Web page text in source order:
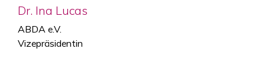
Dr. Ina Lucas
ABDA e.V.
Vizepräsidentin